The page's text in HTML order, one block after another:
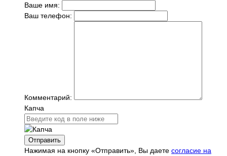
Ваше имя:
Ваш телефон:
Комментарий:
Капча
Отправить
Нажимая на кнопку «Отправить», Вы даете согласие на